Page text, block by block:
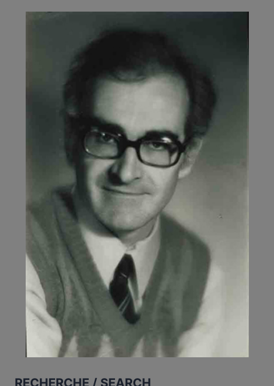
RECHERCHE / SEARCH